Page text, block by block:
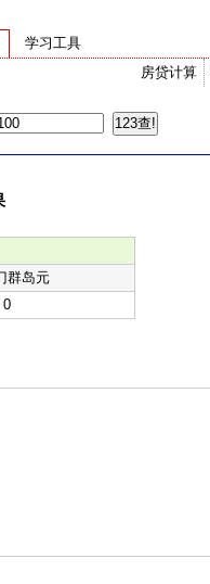
房贷计算
学习工具
群岛元
0